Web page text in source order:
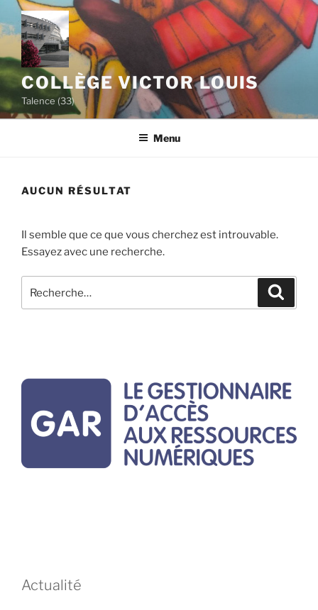
Aller
au
contenu
principal
COLLÈGE VICTOR LOUIS
Talence (33)
Menu
AUCUN RÉSULTAT
Il semble que ce que vous cherchez est introuvable.
Essayez avec une recherche.
pour
Actualité